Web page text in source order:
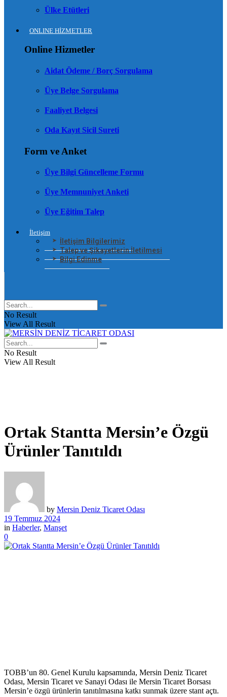
Ülke Etütleri
ONLINE HİZMETLER
Online Hizmetler
Aidat Ödeme / Borç Sorgulama
Üye Belge Sorgulama
Faaliyet Belgesi
Oda Kayıt Sicil Sureti
Form ve Anket
Üye Bilgi Güncelleme Formu
Üye Memnuniyet Anketi
Üye Eğitim Talep
İletişim
İletişim Bilgilerimiz
Talep ve Şikayetlerin İletilmesi
Bilgi Edinme
No Result
View All Result
No Result
View All Result
Ortak Stantta Mersin’e Özgü
Ürünler Tanıtıldı
by Mersin Deniz Ticaret Odası
19 Temmuz 2024
in Haberler, Manşet
0
TOBB’un 80. Genel Kurulu kapsamında, Mersin Deniz Ticaret
Odası, Mersin Ticaret ve Sanayi Odası ile Mersin Ticaret Borsası
Mersin’e özgü ürünlerin tanıtılmasına katkı sunmak üzere stant açtı.